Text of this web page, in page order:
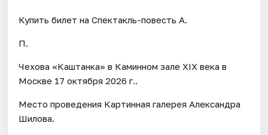
Купить билет на Спектакль-повесть А.
П.
Чехова «Каштанка» в Каминном зале ХIX века в
Москве 17 октября 2026 г..
Место проведения Картинная галерея Александра
Шилова.